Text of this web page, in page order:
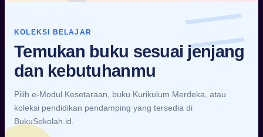
KOLEKSI BELAJAR
Temukan buku sesuai jenjang
dan kebutuhanmu
Pilih e-Modul Kesetaraan, buku Kurikulum Merdeka, atau
koleksi pendidikan pendamping yang tersedia di
BukuSekolah.id.